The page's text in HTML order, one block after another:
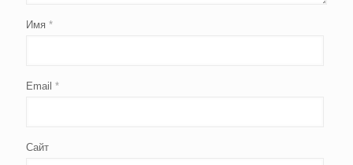
Имя *
Email *
Сайт